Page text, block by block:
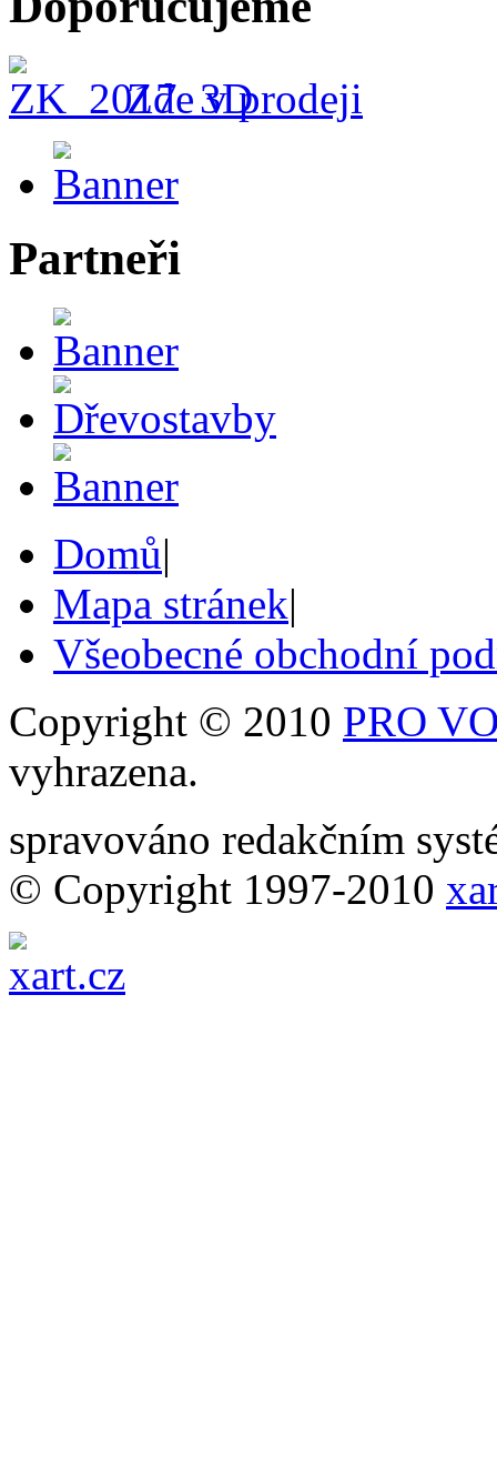
Zde v prodeji
Partneři
Domů|
Mapa stránek|
Všeobecné obchodní
Copyright © 2010 PRO
vyhrazena.
spravováno redakčním
© Copyright 1997-2010